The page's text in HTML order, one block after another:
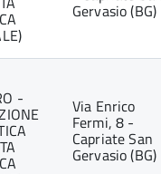
Gervasio (BG)
- Via Enrico
Fermi, 8 -
Capriate San
Gervasio (BG)